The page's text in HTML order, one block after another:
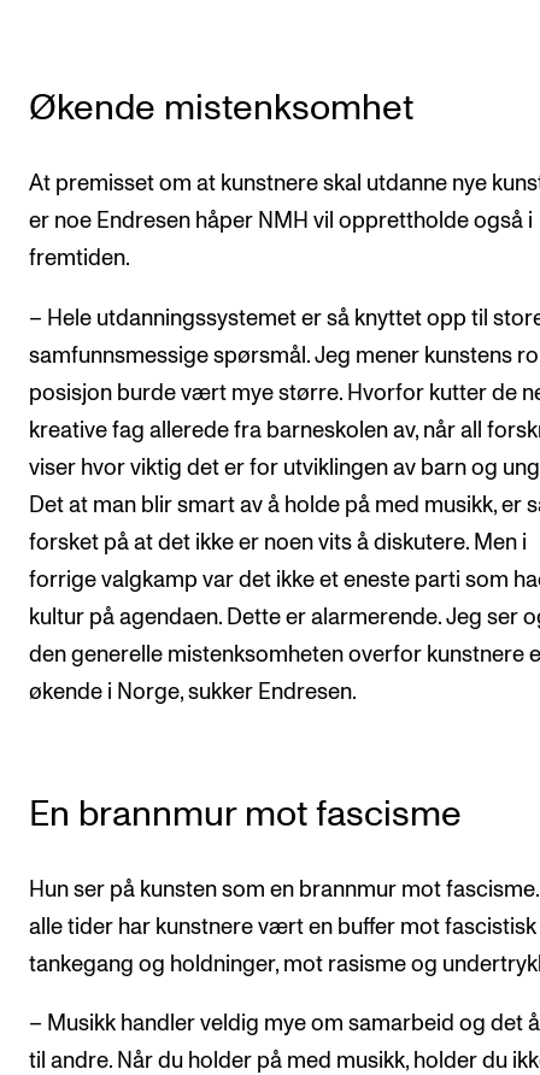
Økende mistenksomhet
At premisset om at kunstnere skal utdanne nye
er noe Endresen håper NMH vil opprettholde også i
fremtiden.
– Hele utdanningssystemet er så knyttet opp til
samfunnsmessige spørsmål. Jeg mener kunstens
posisjon burde vært mye større. Hvorfor kutter de
kreative fag allerede fra barneskolen av, når all
viser hvor viktig det er for utviklingen av barn og
Det at man blir smart av å holde på med musikk, er
forsket på at det ikke er noen vits å diskutere. Men i
forrige valgkamp var det ikke et eneste parti som
kultur på agendaen. Dette er alarmerende. Jeg ser
den generelle mistenksomheten overfor kunstnere
økende i Norge, sukker Endresen.
En brannmur mot fascisme
Hun ser på kunsten som en brannmur mot
alle tider har kunstnere vært en buffer mot fascistisk
tankegang og holdninger, mot rasisme og
– Musikk handler veldig mye om samarbeid og det
til andre. Når du holder på med musikk, holder du